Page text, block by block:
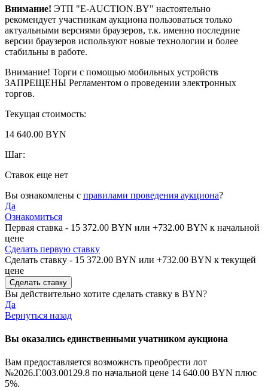
Внимание! ЭТП "E-AUCTION.BY" настоятельно
рекомендует участникам аукциона пользоваться только
актуальными версиями браузеров, т.к. именно последние
версии браузеров используют новые технологии и более
стабильны в работе.
Внимание! Торги с помощью мобильных устройств
ЗАПРЕЩЕНЫ Регламентом о проведении электронных
торгов.
Текущая стоимость:
14 640.00 BYN
Шаг:
Ставок еще нет
Вы ознакомлены с правилами проведения аукциона?
Да
Ознакомиться
Первая ставка - 15 372.00 BYN или +732.00 BYN к начальной
цене
Сделать первую ставку
Сделать ставку - 15 372.00 BYN или +732.00 BYN к текущей
цене
Вы действительно хотите сделать ставку в BYN?
Да
Вернуться назад
Вы оказались единственными учатником аукциона
Вам предоставляется возможнсть преобрести лот
№2026.Г.003.00129.8 по начальной цене 14 640.00 BYN плюс
5%.